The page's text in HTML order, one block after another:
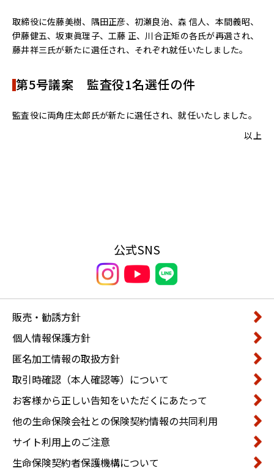
取締役に佐藤美樹、隅田正彦、初瀬良治、森 信人、本間義昭、
伊藤健五、坂東眞理子、工藤 正、川合正矩の各氏が再選され、
藤井祥三氏が新たに選任され、それぞれ就任いたしました。
第5号議案 監査役1名選任の件
監査役に両角庄太郎氏が新たに選任され、就任いたしました。
以上
公式SNS
販売・勧誘方針
個人情報保護方針
匿名加工情報の取扱方針
取引時確認（本人確認等）について
お客様から正しい告知をいただくにあたって
他の生命保険会社との保険契約情報の共同利用
サイト利用上のご注意
生命保険契約者保護機構について